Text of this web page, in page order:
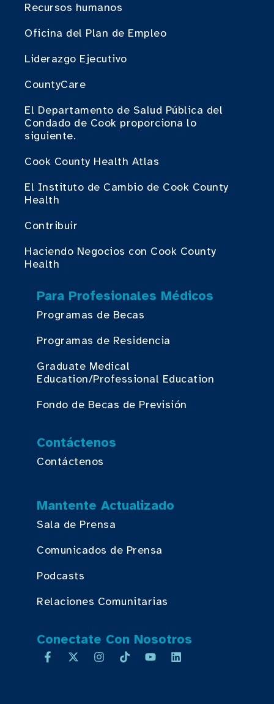
Recursos humanos
Oficina del Plan de Empleo
Liderazgo Ejecutivo
CountyCare
El Departamento de Salud Pública del
Condado de Cook proporciona lo
siguiente.
Cook County Health Atlas
El Instituto de Cambio de Cook County
Health
Contribuir
Haciendo Negocios con Cook County
Health
Para Profesionales Médicos
Programas de Becas
Programas de Residencia
Graduate Medical
Education/Professional Education
Fondo de Becas de Previsión
Contáctenos
Contáctenos
Mantente Actualizado
Sala de Prensa
Comunicados de Prensa
Podcasts
Relaciones Comunitarias
Conectate Con Nosotros